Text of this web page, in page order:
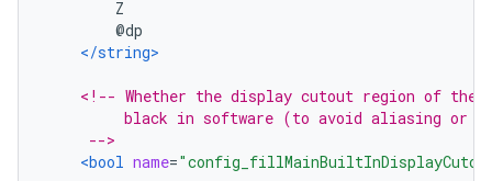
Z
@dp
</string>
<!-- Whether the display cutout region of
black in software (to avoid aliasing or
-->
<bool name=